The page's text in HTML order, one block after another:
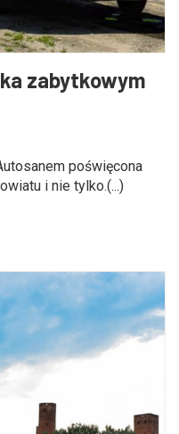
zabytkowym
poświęcona
i nie tylko.(...)